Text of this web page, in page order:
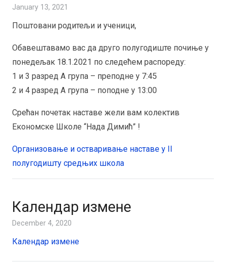
January 13, 2021
Поштовани родитељи и ученици,
Обавештавамо вас да друго полугодиште почиње у
понедељак 18.1.2021 по следећем распореду:
1 и 3 разред А група – преподне у 7:45
2 и 4 разред А група – поподне у 13:00
Срећан почетак наставе жели вам колектив
Економске Школе “Нада Димић” !
Организовање и остваривање наставе у II
полугодишту средњих школа
Календар измене
December 4, 2020
Календар измене